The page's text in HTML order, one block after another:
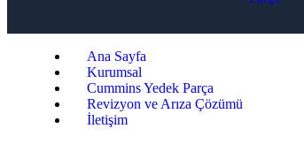
Ana Sayfa
Kurumsal
Cummins Yedek Parça
Revizyon ve Arıza Çözümü
İletişim